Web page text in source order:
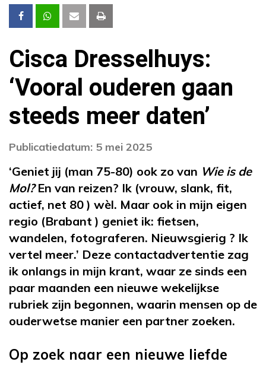
Cisca Dresselhuys:
‘Vooral ouderen gaan
steeds meer daten’
Publicatiedatum: 5 mei 2025
‘Geniet jij (man 75-80) ook zo van Wie is de
Mol?En van reizen? Ik (vrouw, slank, fit,
actief, net 80 ) wèl. Maar ook in mijn eigen
regio (Brabant ) geniet ik: fietsen,
wandelen, fotograferen. Nieuwsgierig ? Ik
vertel meer.’ Deze contactadvertentie zag
ik onlangs in mijn krant, waar ze sinds een
paar maanden een nieuwe wekelijkse
rubriek zijn begonnen, waarin mensen op de
ouderwetse manier een partner zoeken.
Op zoek naar een nieuwe liefde